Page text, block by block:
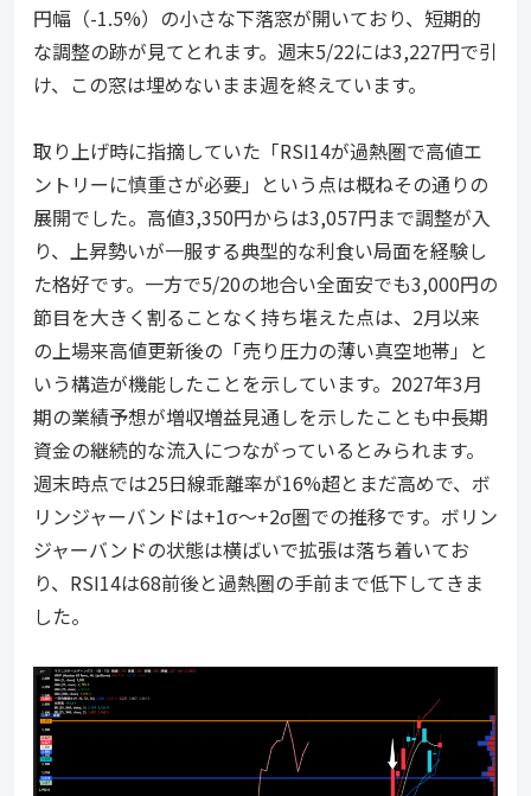
円幅（-1.5%）の小さな下落窓が開いており、短期的
な調整の跡が見てとれます。週末5/22には3,227円で引
け、この窓は埋めないまま週を終えています。
取り上げ時に指摘していた「RSI14が過熱圏で高値エ
ントリーに慎重さが必要」という点は概ねその通りの
展開でした。高値3,350円からは3,057円まで調整が入
り、上昇勢いが一服する典型的な利食い局面を経験し
た格好です。一方で5/20の地合い全面安でも3,000円の
節目を大きく割ることなく持ち堪えた点は、2月以来
の上場来高値更新後の「売り圧力の薄い真空地帯」と
いう構造が機能したことを示しています。2027年3月
期の業績予想が増収増益見通しを示したことも中長期
資金の継続的な流入につながっているとみられます。
週末時点では25日線乖離率が16%超とまだ高めで、ボ
リンジャーバンドは+1σ〜+2σ圏での推移です。ボリン
ジャーバンドの状態は横ばいで拡張は落ち着いてお
り、RSI14は68前後と過熱圏の手前まで低下してきま
した。